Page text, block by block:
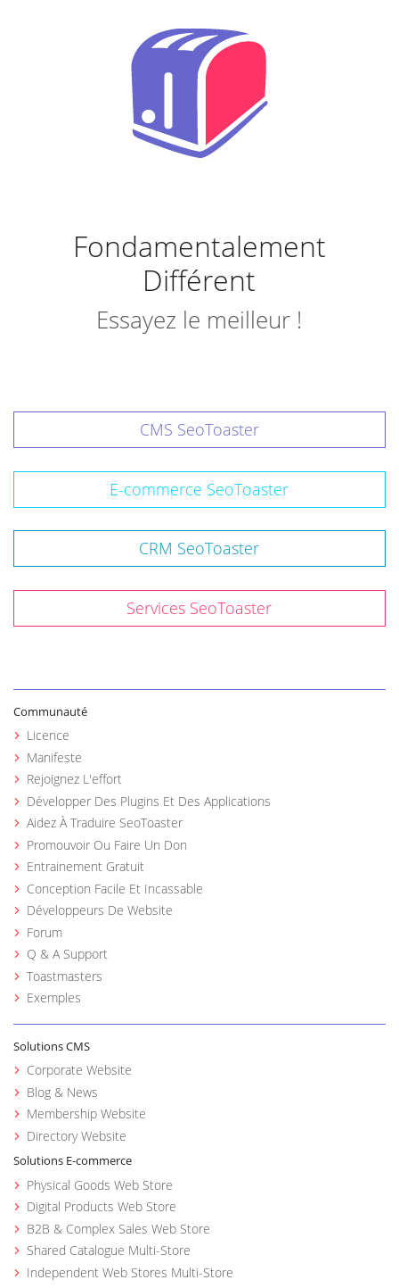
Fondamentalement
Différent
Essayez le meilleur !
CMS SeoToaster
E-commerce SeoToaster
CRM SeoToaster
Services SeoToaster
Communauté
Licence
Manifeste
Rejoignez L'effort
Développer Des Plugins Et Des Applications
Aidez À Traduire SeoToaster
Promouvoir Ou Faire Un Don
Entrainement Gratuit
Conception Facile Et Incassable
Développeurs De Website
Forum
Q & A Support
Toastmasters
Exemples
Solutions CMS
Corporate Website
Blog & News
Membership Website
Directory Website
Solutions E-commerce
Physical Goods Web Store
Digital Products Web Store
B2B & Complex Sales Web Store
Shared Catalogue Multi-Store
Independent Web Stores Multi-Store